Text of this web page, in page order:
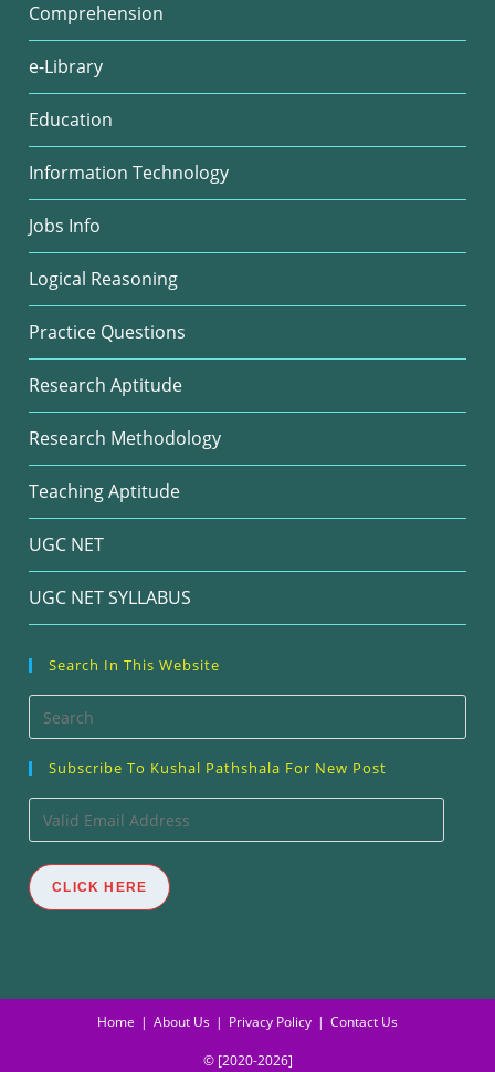
Comprehension
e-Library
Education
Information Technology
Jobs Info
Logical Reasoning
Practice Questions
Research Aptitude
Research Methodology
Teaching Aptitude
UGC NET
UGC NET SYLLABUS
Search In This Website
Subscribe To Kushal Pathshala For New Post
Valid
Email
Address
CLICK HERE
Home About Us Privacy Policy Contact Us
© [2020-2026]